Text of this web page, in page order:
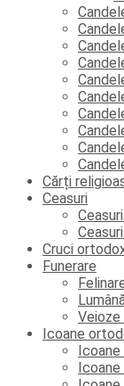
Cărți
Ceasuri
Cruci
Funerare
Veioze
Icoane
Icoane